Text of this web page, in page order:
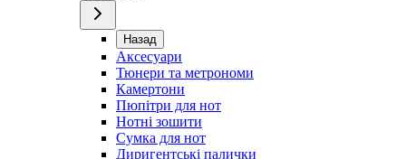
Назад
Аксесуари
Тюнери та метрономи
Камертони
Пюпітри для нот
Нотні зошити
Сумка для нот
Диригентські палички